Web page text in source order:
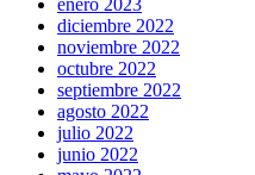
enero 2023
diciembre 2022
noviembre 2022
octubre 2022
septiembre 2022
agosto 2022
julio 2022
junio 2022